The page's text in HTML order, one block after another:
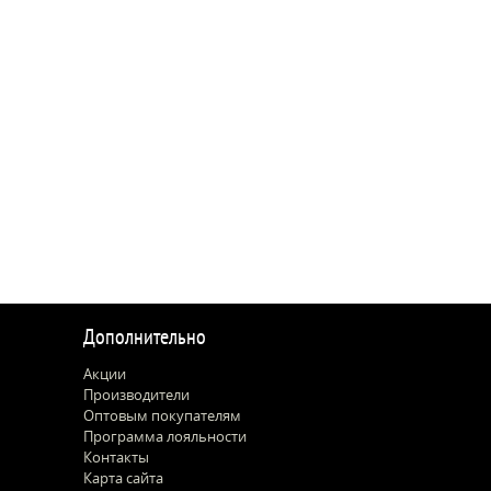
Дополнительно
Акции
Производители
Оптовым покупателям
Программа лояльности
Контакты
Карта сайта